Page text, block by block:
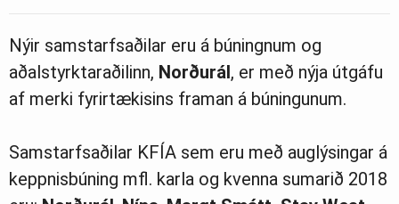
Nýir samstarfsaðilar eru á búningnum og
aðalstyrktaraðilinn, Norðurál, er með nýja útgáfu
af merki fyrirtækisins framan á búningunum.
Samstarfsaðilar KFÍA sem eru með auglýsingar á
keppnisbúning mfl. karla og kvenna sumarið 2018